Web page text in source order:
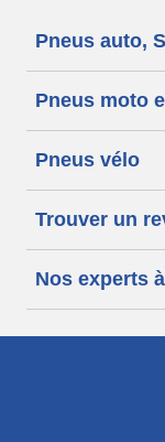
Pneus auto,
Pneus moto
Pneus vélo
Trouver un
Nos experts